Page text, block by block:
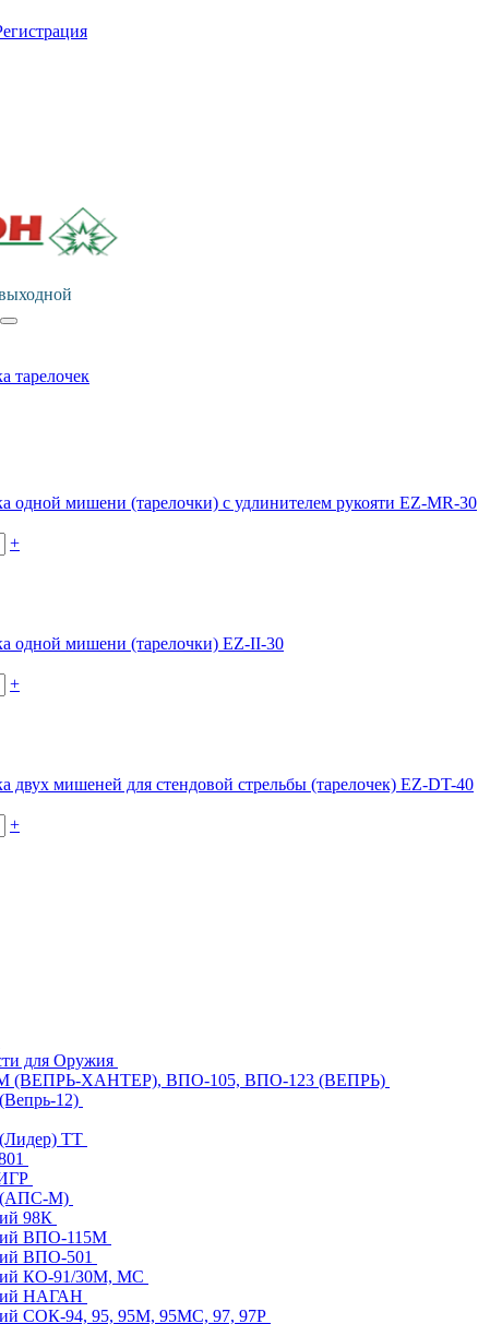
тарелочек
одной мишени (тарелочки) с удлинителем рукояти EZ-MR-30
+
одной мишени (тарелочки) EZ-II-30
+
двух мишеней для стендовой стрельбы (тарелочек) EZ-DT-40
+
для Оружия
(ВЕПРЬ-ХАНТЕР), ВПО-105, ВПО-123 (ВЕПРЬ)
12)
ТТ
М)
98К
ВПО-115М
ВПО-501
КО-91/30М, МС
НАГАН
СОК-94, 95, 95М, 95МС, 97, 97Р